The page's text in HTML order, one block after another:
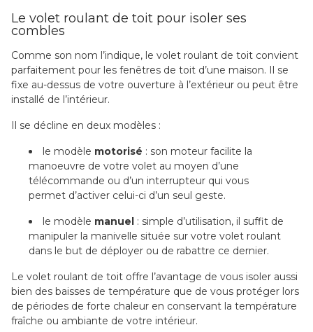
Le volet roulant de toit pour isoler ses
combles
Comme son nom l’indique, le volet roulant de toit convient
parfaitement pour les fenêtres de toit d’une maison. Il se
fixe au-dessus de votre ouverture à l’extérieur ou peut être
installé de l’intérieur.
Il se décline en deux modèles :
le modèle motorisé : son moteur facilite la
manoeuvre de votre volet au moyen d’une
télécommande ou d’un interrupteur qui vous
permet d’activer celui-ci d’un seul geste.
le modèle manuel : simple d’utilisation, il suffit de
manipuler la manivelle située sur votre volet roulant
dans le but de déployer ou de rabattre ce dernier.
Le volet roulant de toit offre l’avantage de vous isoler aussi
bien des baisses de température que de vous protéger lors
de périodes de forte chaleur en conservant la température
fraîche ou ambiante de votre intérieur.